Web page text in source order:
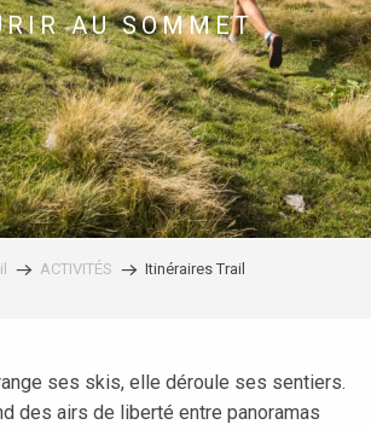
AU SOMMET
ACTIVITÉS Itinéraires Trail
ses skis, elle déroule ses sentiers.
des airs de liberté entre panoramas